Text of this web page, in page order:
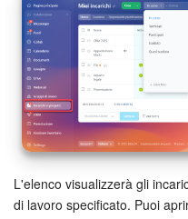
CRM
Prenotazione online
Contact Center
Sales Center
Analisi CRM
L'elenco visualizzerà gli
di lavoro specificato. Puoi